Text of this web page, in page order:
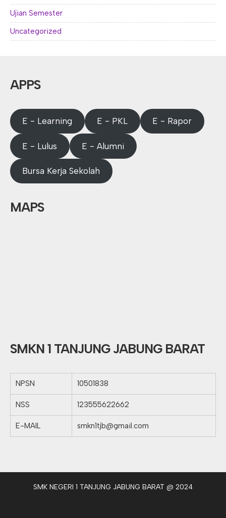
Ujian Semester
Uncategorized
APPS
E - Learning E - PKL E - Rapor
E - Lulus E - Alumni
Bursa Kerja Sekolah
MAPS
SMKN 1 TANJUNG JABUNG BARAT
NPSN 10501838
NSS 123555622662
E-MAIL smkn1tjb@gmail.com
SMK NEGERI 1 TANJUNG JABUNG BARAT @ 2024